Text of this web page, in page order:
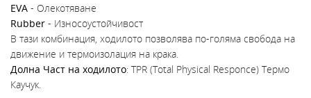
EVA - Олекотяване
Rubber - Износоустойчивост
В тази комбинация, ходилото позволява по-голяма свобода на
движение и термоизолация на крака.
Долна Част на ходилото: TPR (Total Physical Responce) Термо
Каучук.